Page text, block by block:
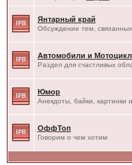
Янтарный край
Обсуждение тем,
Автомобили и
Раздел для счастливых
Юмор
Анекдоты, байки, картинки и
ОффТоп
Говорим о чем хотим